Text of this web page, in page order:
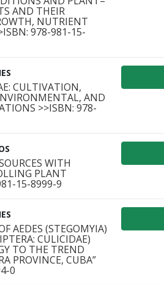
AND THEIR
NUTRIENT
978-981-15-
CULTIVATION,
AND
>>ISBN: 978-
WITH
PLANT
15-8999-9
AEDES (STEGOMYIA)
CULICIDAE)
TO THE TREND
PROVINCE, CUBA”
0